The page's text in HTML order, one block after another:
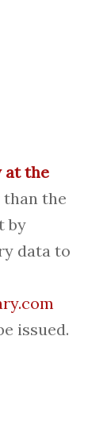
at the
the
by
data to
issued.